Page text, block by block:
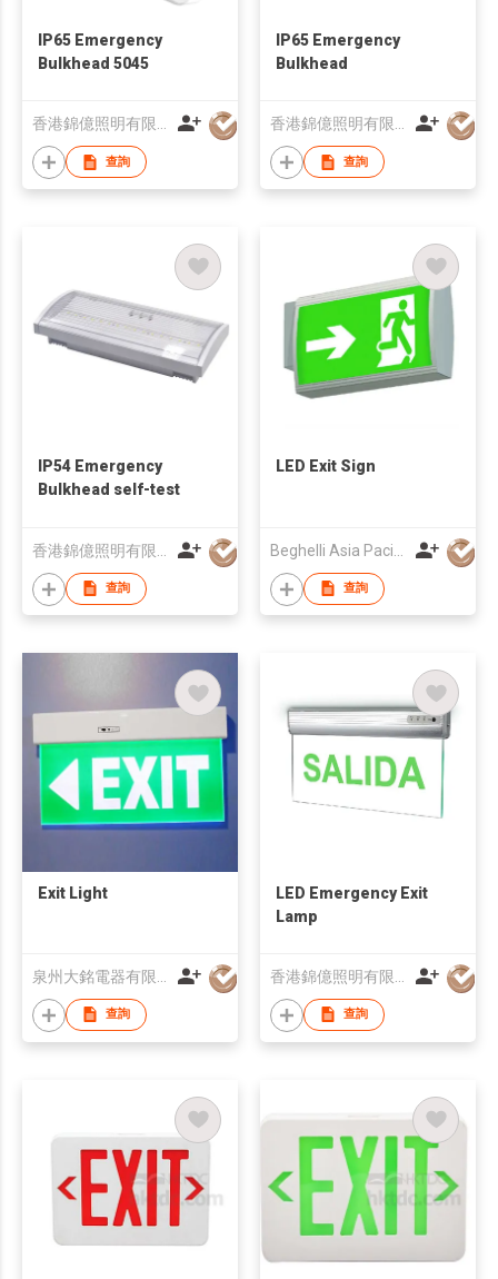
IP65 Emergency
Bulkhead 5045
香港錦億照明有限公司
查詢
IP65 Emergency
Bulkhead
香港錦億照明有限公司
查詢
IP54 Emergency
Bulkhead self-test
查詢
LED Exit Sign
查詢
Exit Light
查詢
LED Emergency Exit
Lamp
查詢